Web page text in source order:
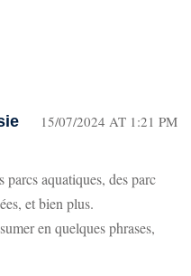
15/07/2024 AT 1:21 PM
parcs aquatiques, des parc
et bien plus.
en quelques phrases,